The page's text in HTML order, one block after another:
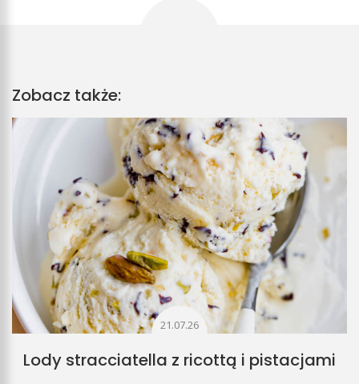
Zobacz także:
21.07.26
Lody stracciatella z ricottą i pistacjami